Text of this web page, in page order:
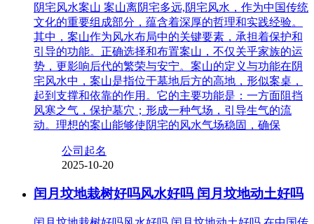
阴宅风水案山 案山离阴宅多远,阴宅风水，作为中国传统
文化的重要组成部分，蕴含着深厚的哲理和实践经验。
其中，案山作为风水布局中的关键要素，承担着保护和
引导的功能。正确选择和布置案山，不仅关乎家族的运
势，更影响后代的繁荣与安宁。案山的定义与功能在阴
宅风水中，案山是指位于墓地后方的高地，形似案桌，
起到支撑和依靠的作用。它的主要功能是：一方面阻挡
风寒之气，保护墓穴；形成一种气场，引导生气的流
动。理想的案山能够使阴宅的风水气场稳固，确保
公司起名
2025-10-20
闰月坟地栽树好吗风水好吗 闰月坟地动土好吗